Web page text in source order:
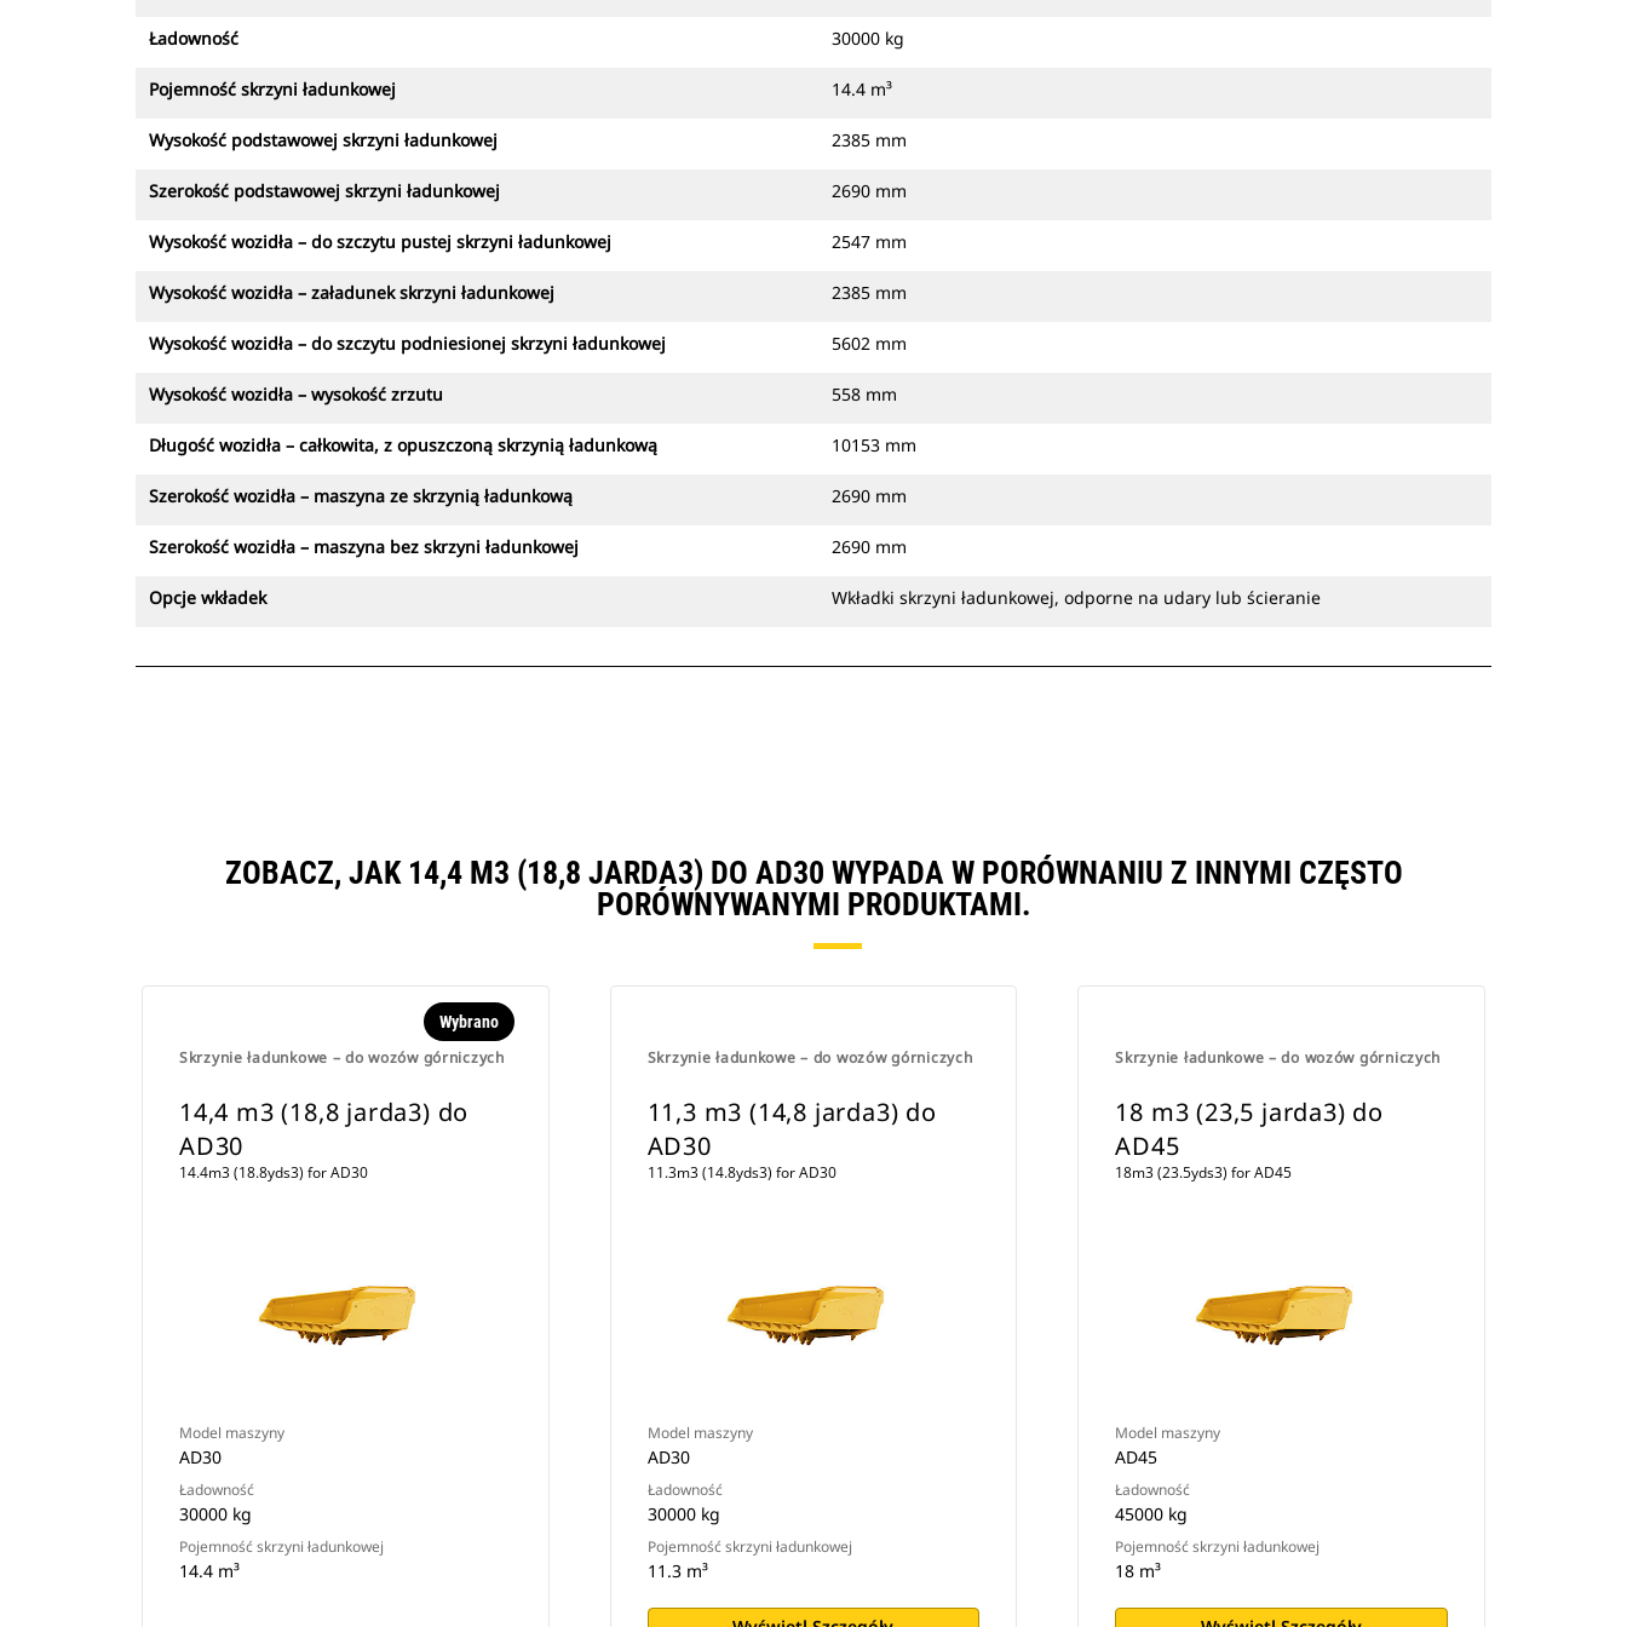
Ładowność 30000 kg
Pojemność skrzyni ładunkowej 14.4 m³
Wysokość podstawowej skrzyni ładunkowej 2385 mm
Szerokość podstawowej skrzyni ładunkowej 2690 mm
Wysokość wozidła – do szczytu pustej skrzyni ładunkowej 2547 mm
Wysokość wozidła – załadunek skrzyni ładunkowej 2385 mm
Wysokość wozidła – do szczytu podniesionej skrzyni ładunkowej 5602 mm
Wysokość wozidła – wysokość zrzutu 558 mm
Długość wozidła – całkowita, z opuszczoną skrzynią ładunkową 10153 mm
Szerokość wozidła – maszyna ze skrzynią ładunkową 2690 mm
Szerokość wozidła – maszyna bez skrzyni ładunkowej 2690 mm
Opcje wkładek Wkładki skrzyni ładunkowej, odporne na udary lub ścieranie
ZOBACZ, JAK 14,4 M3 (18,8 JARDA3) DO AD30 WYPADA W PORÓWNANIU Z INNYMI CZĘSTO
PORÓWNYWANYMI PRODUKTAMI.
Skrzynie ładunkowe – do wozów górniczych
Wybrano
14,4 m3 (18,8 jarda3) do
AD30
14.4m3 (18.8yds3) for AD30
Model maszyny
AD30
Ładowność
30000 kg
Pojemność skrzyni ładunkowej
14.4 m³
Skrzynie ładunkowe – do wozów górniczych
11,3 m3 (14,8 jarda3) do
AD30
11.3m3 (14.8yds3) for AD30
Model maszyny
AD30
Ładowność
30000 kg
Pojemność skrzyni ładunkowej
11.3 m³
Skrzynie ładunkowe – do wozów górniczych
18 m3 (23,5 jarda3) do
AD45
18m3 (23.5yds3) for AD45
Model maszyny
AD45
Ładowność
45000 kg
Pojemność skrzyni ładunkowej
18 m³